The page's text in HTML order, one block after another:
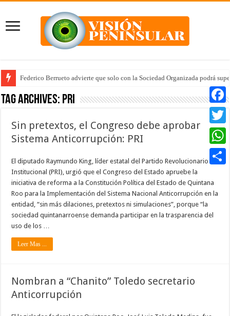
Federico Berrueto advierte que solo con la Sociedad Organizada podrá
Arrancan la tercera etapa de Médico 24/7
Tag Archives: PRI
Sin pretextos, el Congreso debe aprobar
Sistema Anticorrupción: PRI
El diputado Raymundo King, líder estatal del Partido Revolucionario
Institucional (PRI), urgió que el Congreso del Estado apruebe la
iniciativa de reforma a la Constitución Política del Estado de Quintana
Roo para la Implementación del Sistema Nacional Anticorrupción en la
entidad, “sin más dilaciones, pretextos ni simulaciones”, porque “la
sociedad quintanarroense demanda participar en la trasparencia del
uso de los …
Leer Mas ...
Nombran a “Chanito” Toledo secretario
Anticorrupción
Twitter